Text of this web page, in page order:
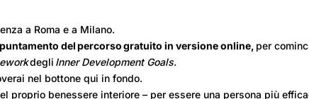
a Roma e a Milano.
del percorso gratuito in versione online, per
degli Inner Development Goals.
nel bottone qui in fondo.
proprio benessere interiore – per essere una persona più